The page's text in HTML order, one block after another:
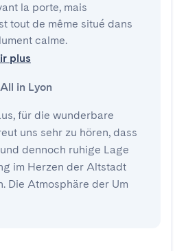
la porte, mais
tout de même situé dans
calme.
plus
in Lyon
für die wunderbare
uns sehr zu hören, dass
dennoch ruhige Lage
im Herzen der Altstadt
Die Atmosphäre der Um